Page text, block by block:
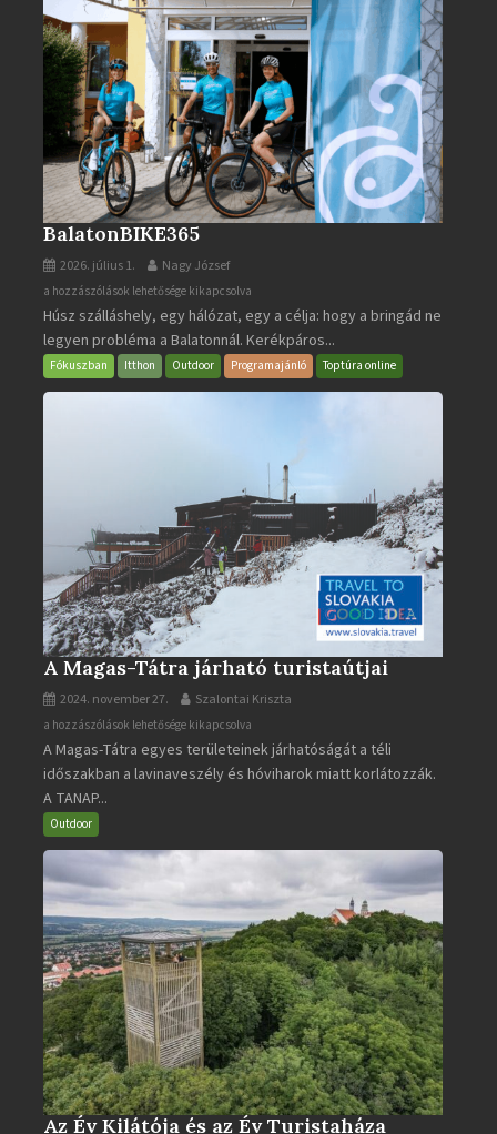
BalatonBIKE365
2026. július 1. Nagy József
BalatonBIKE365
bejegyzéshez
a hozzászólások lehetősége kikapcsolva
Húsz szálláshely, egy hálózat, egy a célja: hogy a bringád ne
legyen probléma a Balatonnál. Kerékpáros...
Fókuszban Itthon Outdoor Programajánló Toptúra online
A Magas-Tátra járható turistaútjai
2024. november 27. Szalontai Kriszta
A
Magas-
Tátra
járható
turistaútjai
a hozzászólások lehetősége kikapcsolva
A Magas-Tátra egyes területeinek járhatóságát a téli
időszakban a lavinaveszély és hóviharok miatt korlátozzák.
A TANAP...
Outdoor
Az Év Kilátója és az Év Turistaháza